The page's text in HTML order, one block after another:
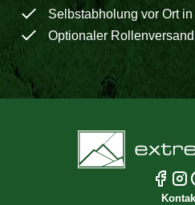
Selbstabholung vor Ort
Optionaler Rollenversand